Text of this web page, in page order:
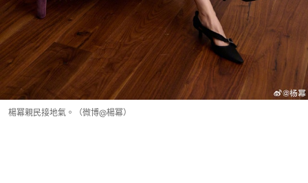
楊冪親民接地氣。（微博@楊冪）